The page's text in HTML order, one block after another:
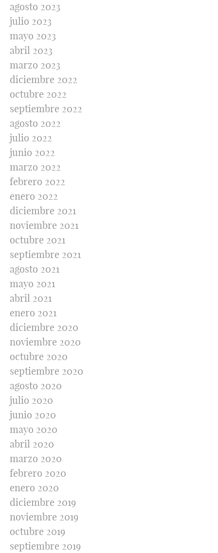
agosto 2023
julio 2023
mayo 2023
abril 2023
marzo 2023
diciembre 2022
octubre 2022
septiembre 2022
agosto 2022
julio 2022
junio 2022
marzo 2022
febrero 2022
enero 2022
diciembre 2021
noviembre 2021
octubre 2021
septiembre 2021
agosto 2021
mayo 2021
abril 2021
enero 2021
diciembre 2020
noviembre 2020
octubre 2020
septiembre 2020
agosto 2020
julio 2020
junio 2020
mayo 2020
abril 2020
marzo 2020
febrero 2020
enero 2020
diciembre 2019
noviembre 2019
octubre 2019
septiembre 2019